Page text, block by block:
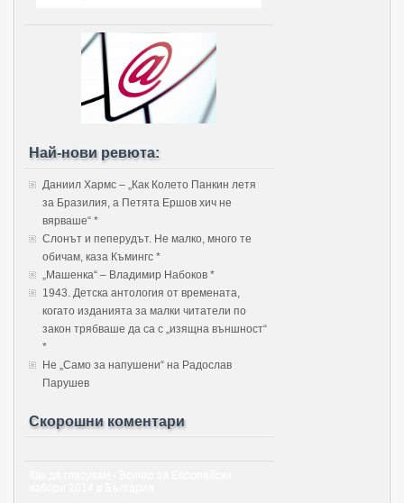
Най-нови ревюта:
Даниил Хармс – „Как Колето Панкин летя
за Бразилия, а Петята Ершов хич не
вярваше“ *
Слонът и пеперудът. Не малко, много те
обичам, каза Къмингс *
„Машенка“ – Владимир Набоков *
1943. Детска антология от времената,
когато изданията за малки читатели по
закон трябваше да са с „изящна външност“
*
Не „Само за напушени“ на Радослав
Парушев
Скорошни коментари